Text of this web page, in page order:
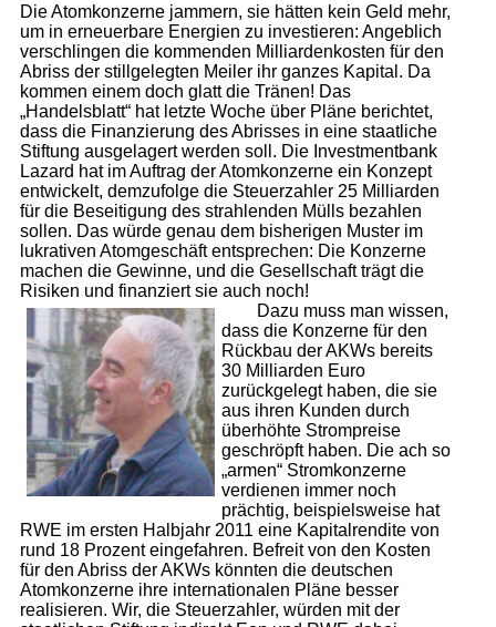
Die Atomkonzerne jammern, sie hätten kein Geld mehr,
um in erneuerbare Energien zu investieren: Angeblich
verschlingen die kommenden Milliardenkosten für den
Abriss der stillgelegten Meiler ihr ganzes Kapital. Da
kommen einem doch glatt die Tränen! Das
„Handelsblatt“ hat letzte Woche über Pläne berichtet,
dass die Finanzierung des Abrisses in eine staatliche
Stiftung ausgelagert werden soll. Die Investmentbank
Lazard hat im Auftrag der Atomkonzerne ein Konzept
entwickelt, demzufolge die Steuerzahler 25 Milliarden
für die Beseitigung des strahlenden Mülls bezahlen
sollen. Das würde genau dem bisherigen Muster im
lukrativen Atomgeschäft entsprechen: Die Konzerne
machen die Gewinne, und die Gesellschaft trägt die
Risiken und finanziert sie auch noch!
Dazu muss man wissen,
dass die Konzerne für den
Rückbau der AKWs bereits
30 Milliarden Euro
zurückgelegt haben, die sie
aus ihren Kunden durch
überhöhte Strompreise
geschröpft haben. Die ach so
„armen“ Stromkonzerne
verdienen immer noch
prächtig, beispielsweise hat
RWE im ersten Halbjahr 2011 eine Kapitalrendite von
rund 18 Prozent eingefahren. Befreit von den Kosten
für den Abriss der AKWs könnten die deutschen
Atomkonzerne ihre internationalen Pläne besser
realisieren. Wir, die Steuerzahler, würden mit der